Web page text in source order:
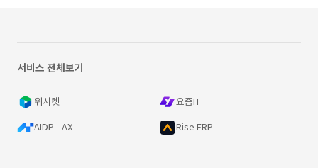
서비스 전체보기
위시켓 요즘IT
AIDP - AX Rise ERP